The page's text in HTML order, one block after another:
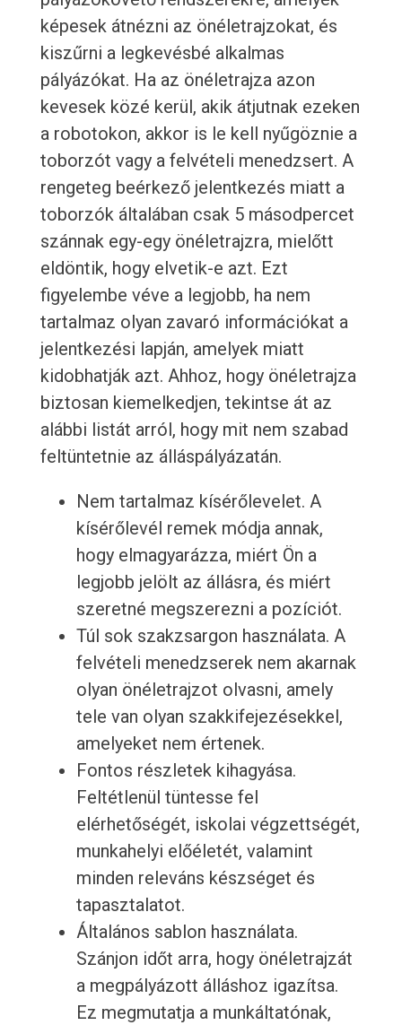
képesek átnézni az önéletrajzokat, és
kiszűrni a legkevésbé alkalmas
pályázókat. Ha az önéletrajza azon
kevesek közé kerül, akik átjutnak ezeken
a robotokon, akkor is le kell nyűgöznie a
toborzót vagy a felvételi menedzsert. A
rengeteg beérkező jelentkezés miatt a
toborzók általában csak 5 másodpercet
szánnak egy-egy önéletrajzra, mielőtt
eldöntik, hogy elvetik-e azt. Ezt
figyelembe véve a legjobb, ha nem
tartalmaz olyan zavaró információkat a
jelentkezési lapján, amelyek miatt
kidobhatják azt. Ahhoz, hogy önéletrajza
biztosan kiemelkedjen, tekintse át az
alábbi listát arról, hogy mit nem szabad
feltüntetnie az álláspályázatán.
Nem tartalmaz kísérőlevelet. A
kísérőlevél remek módja annak,
hogy elmagyarázza, miért Ön a
legjobb jelölt az állásra, és miért
szeretné megszerezni a pozíciót.
Túl sok szakzsargon használata. A
felvételi menedzserek nem akarnak
olyan önéletrajzot olvasni, amely
tele van olyan szakkifejezésekkel,
amelyeket nem értenek.
Fontos részletek kihagyása.
Feltétlenül tüntesse fel
elérhetőségét, iskolai végzettségét,
munkahelyi előéletét, valamint
minden releváns készséget és
tapasztalatot.
Általános sablon használata.
Szánjon időt arra, hogy önéletrajzát
a megpályázott álláshoz igazítsa.
Ez megmutatja a munkáltatónak,